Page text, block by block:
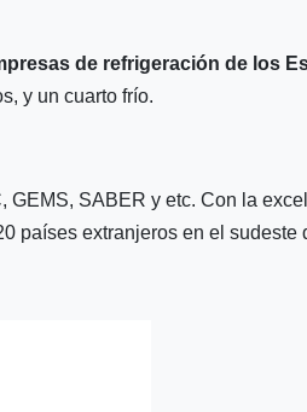
de refrigeración de los
y un cuarto frío.
SABER y etc. Con la
extranjeros en el